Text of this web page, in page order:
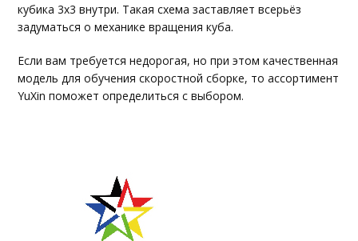
кубика 3х3 внутри. Такая схема заставляет всерьёз
задуматься о механике вращения куба.
Если вам требуется недорогая, но при этом качественная
модель для обучения скоростной сборке, то ассортимент
YuXin поможет определиться с выбором.